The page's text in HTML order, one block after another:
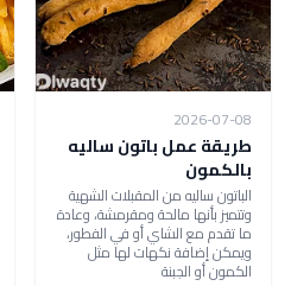
2026-07-08
طريقة عمل باتون ساليه
بالكمون
الباتون ساليه من المقبلات الشهية
وتتميز بأنها مالحة ومقرمشة، وعادة
ما تقدم مع الشاي أو في الفطور،
ويمكن إضافة نكهات لها مثل
الكمون أو الجبنة